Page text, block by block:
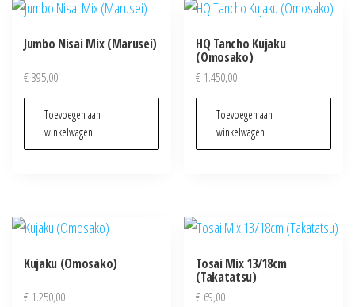
Jumbo Nisai Mix (Marusei)
€395,00
Toevoegen aan
winkelwagen
HQ Tancho Kujaku
(Omosako)
€ 1.450,00
Toevoegen aan
winkelwagen
Kujaku (Omosako)
€ 1.250,00
Tosai Mix 13/18cm
(Takatatsu)
€ 69,00